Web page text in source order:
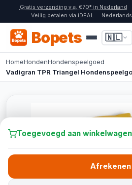
Gratis verzending v.a. €70* in Nederland
Veilig betalen via iDEAL
Bopets 🇳🇱
HomeHondenHondenspeelgoed
Vadigran TPR Triangel
Toegevoegd aan winkelwagen
Afrekenen